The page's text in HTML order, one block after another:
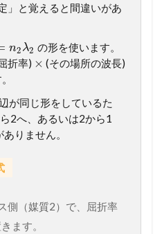
」と覚えると間違いがあ
n2 λ2 の形を使います。
折率) × (その場所の波長)
が同じ形をしているた
2へ、あるいは2から1
りません。
側（媒質2）で、屈折率
ます。